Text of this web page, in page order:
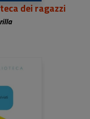
dei ragazzi